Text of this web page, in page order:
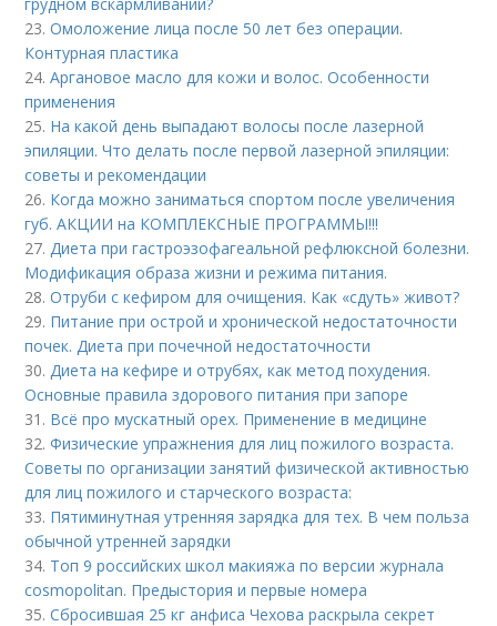
23.Омоложение лица после 50 лет без операции.
Контурная пластика
24.Аргановое масло для кожи и волос. Особенности
применения
25. На какой день выпадают волосы после лазерной
эпиляции. Что делать после первой лазерной эпиляции:
советы и рекомендации
26. Когда можно заниматься спортом после увеличения
губ. АКЦИИ на КОМПЛЕКСНЫЕ ПРОГРАММЫ!!!
27.Диета при гастроэзофагеальной рефлюксной болезни.
Модификация образа жизни и режима питания.
28.Отруби с кефиром для очищения. Как «сдуть» живот?
29. Питание при острой и хронической недостаточности
почек. Диета при почечной недостаточности
30.Диета на кефире и отрубях, как метод похудения.
Основные правила здорового питания при запоре
31. Всё про мускатный орех. Применение в медицине
32.Физические упражнения для лиц пожилого возраста.
Советы по организации занятий физической активностью
для лиц пожилого и старческого возраста:
33. Пятиминутная утренняя зарядка для тех. В чем польза
обычной утренней зарядки
34. Топ 9 российских школ макияжа по версии журнала
cosmopolitan. Предыстория и первые номера
35.Сбросившая 25 кг анфиса Чехова раскрыла секрет